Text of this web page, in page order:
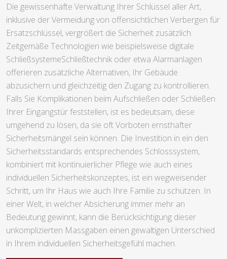
Die gewissenhafte Verwaltung Ihrer Schlüssel aller Art,
inklusive der Vermeidung von offensichtlichen Verbergen für
Ersatzschlüssel, vergrößert die Sicherheit zusätzlich.
Zeitgemäße Technologien wie beispielsweise digitale
SchließsystemeSchließtechnik oder etwa Alarmanlagen
offerieren zusätzliche Alternativen, Ihr Gebäude
abzusichern und gleichzeitig den Zugang zu kontrollieren.
Falls Sie Komplikationen beim Aufschließen oder Schließen
Ihrer Eingangstür feststellen, ist es bedeutsam, diese
umgehend zu lösen, da sie oft Vorboten ernsthafter
Sicherheitsmängel sein können. Die Investition in ein den
Sicherheitsstandards entsprechendes Schlosssystem,
kombiniert mit kontinuierlicher Pflege wie auch eines
individuellen Sicherheitskonzeptes, ist ein wegweisender
Schritt, um Ihr Haus wie auch Ihre Familie zu schützen. In
einer Welt, in welcher Absicherung immer mehr an
Bedeutung gewinnt, kann die Berücksichtigung dieser
unkomplizierten Massgaben einen gewaltigen Unterschied
in Ihrem individuellen Sicherheitsgefühl machen.